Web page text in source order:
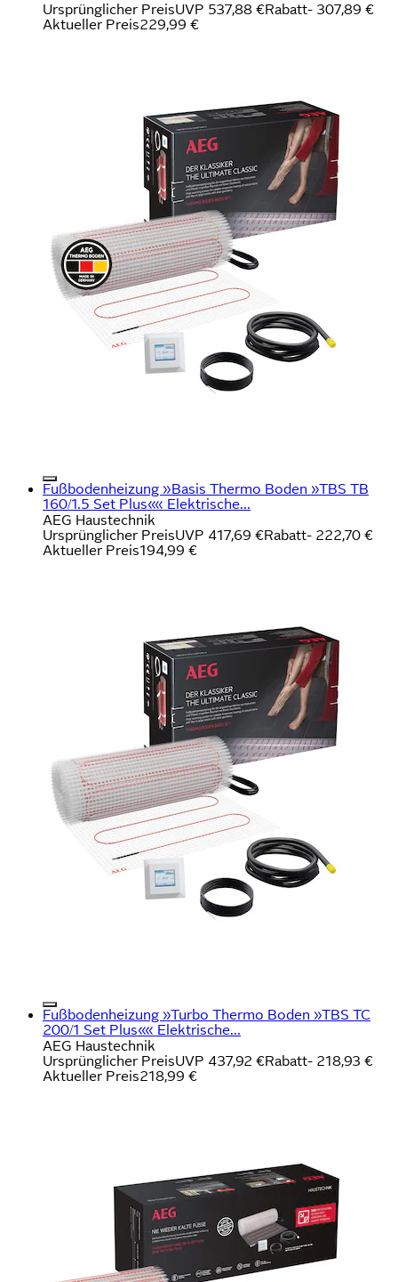
Ursprünglicher PreisUVP 537,88 €Rabatt- 307,89 €
Aktueller Preis229,99 €
Fußbodenheizung »Basis Thermo Boden »TBS TB
160/1.5 Set Plus«« Elektrische...
AEG Haustechnik
Ursprünglicher PreisUVP 417,69 €Rabatt- 222,70 €
Aktueller Preis194,99 €
Fußbodenheizung »Turbo Thermo Boden »TBS TC
200/1 Set Plus«« Elektrische...
AEG Haustechnik
Ursprünglicher PreisUVP 437,92 €Rabatt- 218,93 €
Aktueller Preis218,99 €